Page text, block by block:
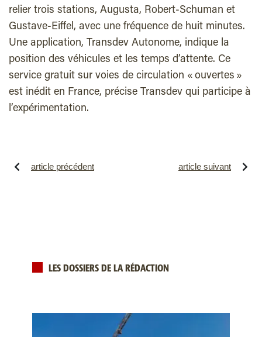
relier trois stations, Augusta, Robert-Schuman et
Gustave-Eiffel, avec une fréquence de huit minutes.
Une application, Transdev Autonome, indique la
position des véhicules et les temps d’attente. Ce
service gratuit sur voies de circulation « ouvertes »
est inédit en France, précise Transdev qui participe à
l’expérimentation.
article précédent article suivant
LES DOSSIERS DE LA RÉDACTION